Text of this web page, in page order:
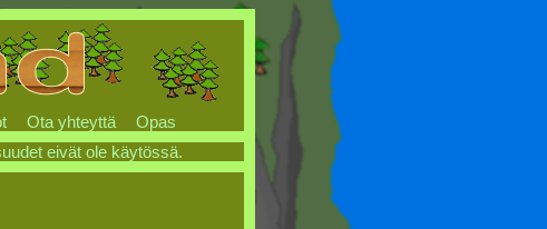
Ota yhteyttä
Opas
eivät ole käytössä.